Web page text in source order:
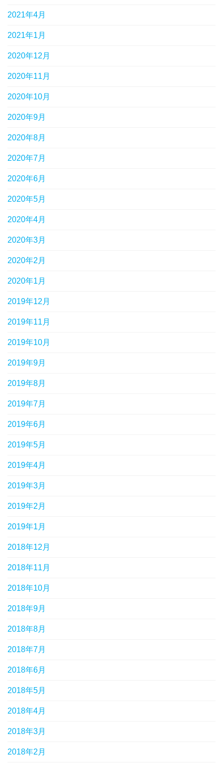
2021年4月
2021年1月
2020年12月
2020年11月
2020年10月
2020年9月
2020年8月
2020年7月
2020年6月
2020年5月
2020年4月
2020年3月
2020年2月
2020年1月
2019年12月
2019年11月
2019年10月
2019年9月
2019年8月
2019年7月
2019年6月
2019年5月
2019年4月
2019年3月
2019年2月
2019年1月
2018年12月
2018年11月
2018年10月
2018年9月
2018年8月
2018年7月
2018年6月
2018年5月
2018年4月
2018年3月
2018年2月